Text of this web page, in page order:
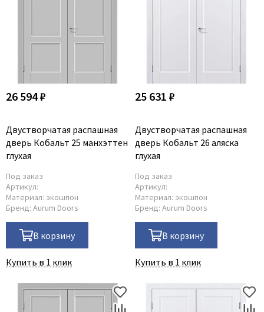
26 594 ₽
Двустворчатая распашная
дверь Кобальт 25 манхэттен
глухая
Под заказ
Артикул:
Материал: экошпон
Бренд: Aurum Doors
В корзину
Купить в 1 клик
25 631 ₽
Двустворчатая распашная
дверь Кобальт 26 аляска
глухая
Под заказ
Артикул:
Материал: экошпон
Бренд: Aurum Doors
В корзину
Купить в 1 клик